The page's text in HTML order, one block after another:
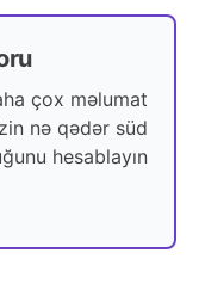
çox məlumat
nə qədər süd
hesablayın